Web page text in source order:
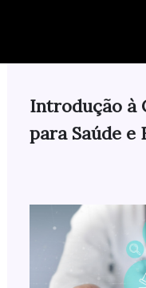
Introdução à
para Saúde e